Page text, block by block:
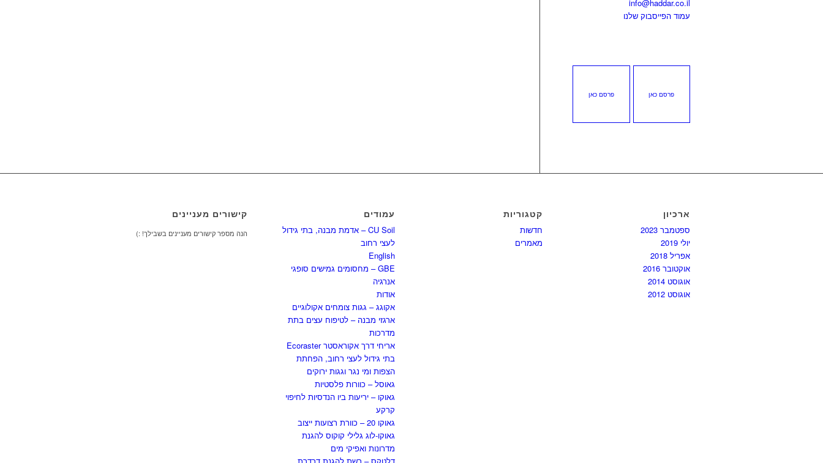
info@haddar.co.il
עמוד הפייסבוק שלנו
פרסם כאן פרסם כאן
קישורים מעניינים
הנה מספר קישורים מעניינים בשבילך! :)
עמודים
CU Soil – אדמת מבנה, בתי גידול
לעצי רחוב
English
GBE – מחסומים גמישים סופגי
אנרגיה
אודות
אקוגג – גגות צומחים אקולוגיים
ארגזי מבנה – לטיפוח עצים בתת
מדרכות
אריחי דרך אקוראסטר Ecoraster
בתי גידול לעצי רחוב, הפחתת
הצפות ומי נגר וגגות ירוקים
גאוסל – כוורות פלסטיות
גאוקו – יריעות ביו הנדסיות לחיפוי
קרקע
גאוקו 20 – כוורת רצועות ייצוב
גאוקו-לוג גלילי קוקוס להגנת
מדרונות ואפיקי מים
דלטקס – רשת להגנת דרדרת
קטגוריות
חדשות
מאמרים
ארכיון
ספטמבר 2023
יולי 2019
אפריל 2018
אוקטובר 2016
אוגוסט 2014
אוגוסט 2012